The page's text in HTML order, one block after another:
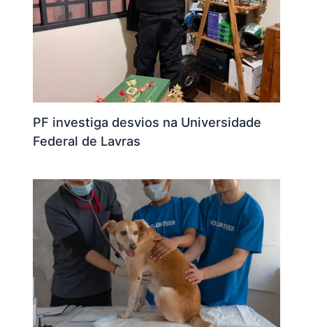
PF investiga desvios na Universidade
Federal de Lavras